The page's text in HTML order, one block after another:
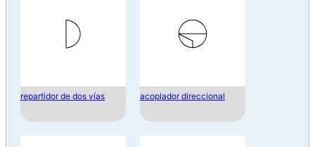
repartidor de dos vías acoplador direccional